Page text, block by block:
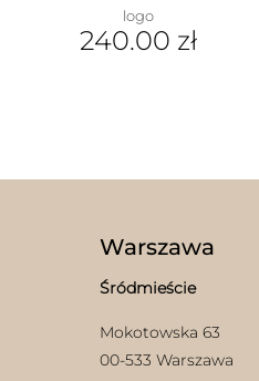
logo
240.00 zł
Warszawa
Śródmieście
Mokotowska 63
00-533 Warszawa